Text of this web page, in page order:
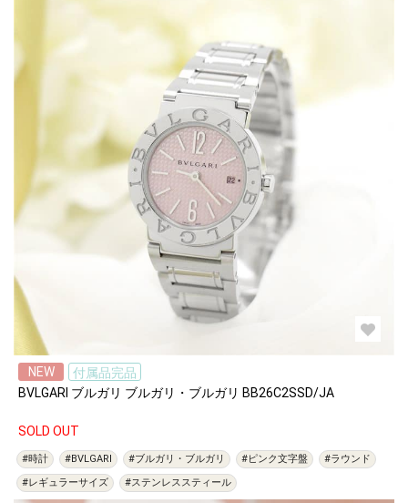
NEW
付属品完品
BVLGARI ブルガリ ブルガリ・ブルガリ BB26C2SSD/JA
SOLD OUT
#時計 #BVLGARI #ブルガリ・ブルガリ #ピンク文字盤
#ラウンド
#レギュラーサイズ
#ステンレススティール